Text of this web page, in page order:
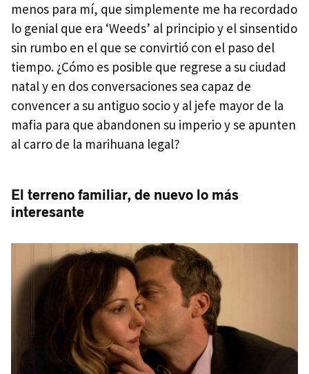
menos para mí, que simplemente me ha recordado
lo genial que era ‘Weeds’ al principio y el sinsentido
sin rumbo en el que se convirtió con el paso del
tiempo. ¿Cómo es posible que regrese a su ciudad
natal y en dos conversaciones sea capaz de
convencer a su antiguo socio y al jefe mayor de la
mafia para que abandonen su imperio y se apunten
al carro de la marihuana legal?
El terreno familiar, de nuevo lo más
interesante